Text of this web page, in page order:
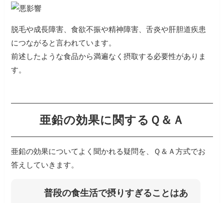
脱毛や成長障害、食欲不振や精神障害、舌炎や肝胆道疾患
につながると言われています。
前述したような食品から満遍なく摂取する必要性がありま
す。
亜鉛の効果に関するＱ＆Ａ
亜鉛の効果についてよく聞かれる疑問を、Ｑ＆Ａ方式でお
答えしていきます。
普段の食生活で摂りすぎることはあ